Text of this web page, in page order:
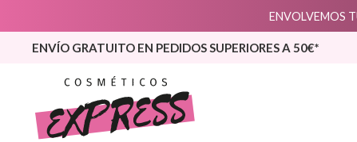
ENVOLVEMOS
ENVÍO GRATUITO EN PEDIDOS SUPERIORES A 50€*